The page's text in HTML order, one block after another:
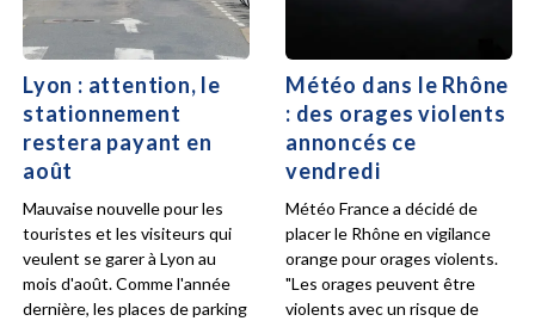
Lyon : attention, le
stationnement
restera payant en
août
Mauvaise nouvelle pour les
touristes et les visiteurs qui
veulent se garer à Lyon au
mois d'août. Comme l'année
dernière, les places de parking
Météo dans le Rhône
: des orages violents
annoncés ce
vendredi
Météo France a décidé de
placer le Rhône en vigilance
orange pour orages violents.
"Les orages peuvent être
violents avec un risque de